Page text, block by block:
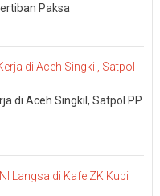
Paksa
di Aceh Singkil, Satpol PP